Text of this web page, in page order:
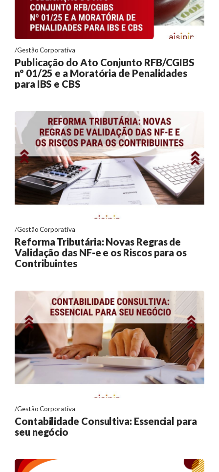
Gestão Corporativa
Publicação do Ato Conjunto RFB/CGIBS
nº 01/25 e a Moratória de Penalidades
para IBS e CBS
Gestão Corporativa
Reforma Tributária: Novas Regras de
Validação das NF-e e os Riscos para os
Contribuintes
Gestão Corporativa
Contabilidade Consultiva: Essencial para
seu negócio